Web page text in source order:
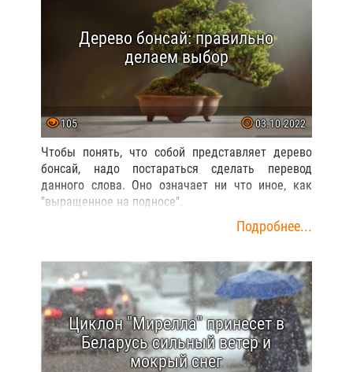
Дерево бонсай: правильно
делаем выбор
105 03.10.2022
Чтобы понять, что собой представляет дерево
бонсай, надо постараться сделать перевод
данного слова. Оно означает ни что иное, как
"выращенное на подносе".
Подробнее...
Циклон "Мирелла" принесет в
Беларусь сильный ветер и
мокрый снег